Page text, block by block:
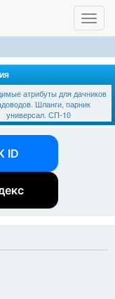
T
o
g
l
n
a
v
i
Вход
атрибуты для дачников
Шланги, парник
универсал. СП-10
ID